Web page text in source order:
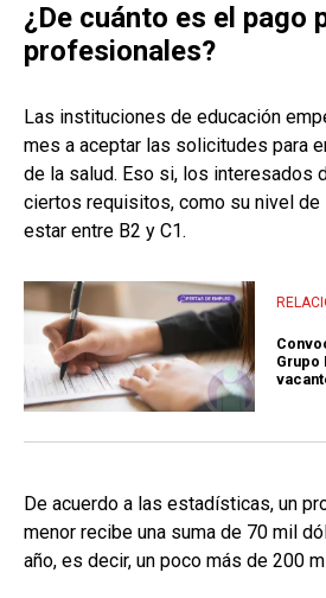
¿De cuánto es el pago
profesionales?
Las instituciones de educación
mes a aceptar las solicitudes para
de la salud. Eso si, los interesados
ciertos requisitos, como su nivel de
estar entre B2 y C1.
Grupo
De acuerdo a las estadísticas, un
menor recibe una suma de 70 mil
año, es decir, un poco más de 200